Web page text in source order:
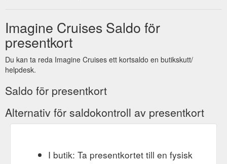
Imagine Cruises Saldo för
presentkort
Du kan ta reda Imagine Cruises ett kortsaldo en butikskutt/
helpdesk.
Saldo för presentkort
Alternativ för saldokontroll av presentkort
I butik: Ta presentkortet till en fysisk